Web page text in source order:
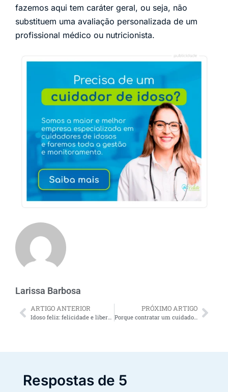
fazemos aqui tem caráter geral, ou seja, não
substituem uma avaliação personalizada de um
profissional médico ou nutricionista.
Larissa Barbosa
ARTIGO ANTERIOR
Idoso feliz: felicidade e liberdade para idosos e para quem os assiste (seus cuidadores)
PRÓXIMO ARTIGO
Porque contratar um cuidador de idosos em Campo Grande oferece alívio para os familiares do idoso
Respostas de 5